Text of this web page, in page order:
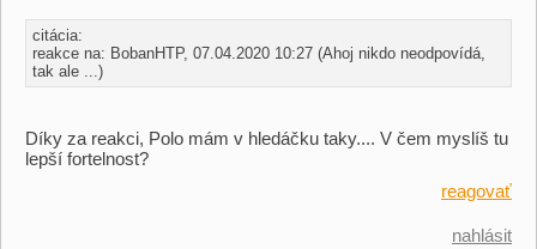
citácia:
reakce na: BobanHTP, 07.04.2020 10:27 (Ahoj nikdo neodpovídá,
tak ale ...)
Díky za reakci, Polo mám v hledáčku taky.... V čem myslíš tu
lepší fortelnost?
reagovať
nahlásit